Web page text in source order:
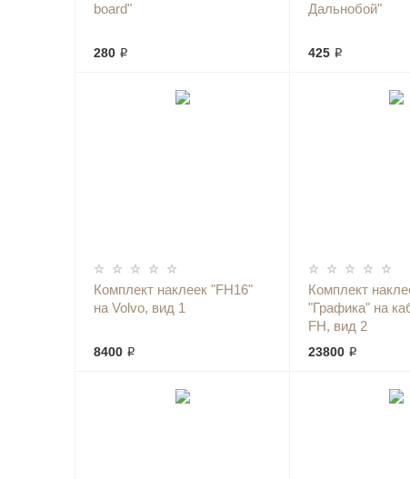
board"
280 ₽
Дальнобой"
425 ₽
Комплект наклеек "FH16"
на Volvo, вид 1
8400 ₽
Комплект
"Графика" на
FH, вид 2
23800 ₽